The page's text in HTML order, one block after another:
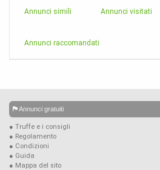
Annunci simili Annunci visitati
Annunci raccomandati
Annunci gratuiti
● Truffe e i consigli
● Regolamento
● Condizioni
● Guida
● Mappa del sito